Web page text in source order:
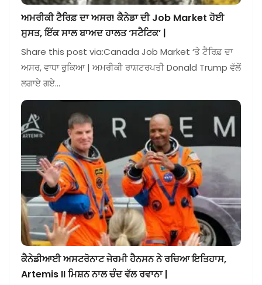
ਅਮਰੀਕੀ ਟੈਰਿਫ਼ ਦਾ ਅਸਰ! ਕੈਨੇਡਾ ਦੀ Job Market ਹੋਈ
ਸੁਸਤ, ਇੱਕ ਸਾਲ ਬਾਅਦ ਹਾਲਤ ‘ਸਟੈਟਿਕ’ |
Share this post via:Canada Job Market ‘ਤੇ ਟੈਰਿਫ਼ ਦਾ
ਅਸਰ, ਵਾਧਾ ਰੁਕਿਆ | ਅਮਰੀਕੀ ਰਾਸ਼ਟਰਪਤੀ Donald Trump ਵੱਲੋਂ
ਲਗਾਏ ਗਏ…
ਕੈਨੇਡੀਆਈ ਅਸਟਰੋਨਾਟ ਜੇਰਮੀ ਹੈਨਸਨ ਨੇ ਰਚਿਆ ਇਤਿਹਾਸ,
Artemis II ਮਿਸ਼ਨ ਨਾਲ ਚੰਦ ਵੱਲ ਰਵਾਨਾ |